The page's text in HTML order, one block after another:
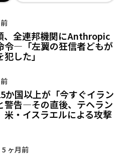
、全連邦機関にAnthropic
令—「左翼の狂信者どもが
した」
か国以上が「今すぐイラン
警告—その直後、テヘラン
米・イスラエルによる攻撃
5 ヶ月前